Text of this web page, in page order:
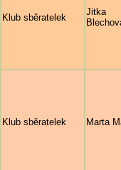
Klub sběratelek
Jitka
Klub sběratelek Marta